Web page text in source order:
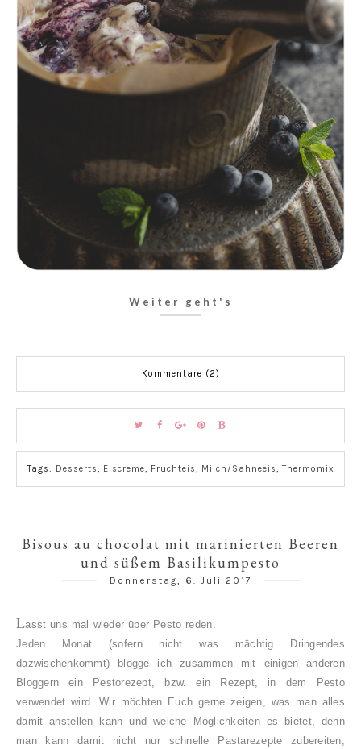
Weiter geht's
Kommentare (2)
Tags: Desserts, Eiscreme, Fruchteis, Milch/Sahneeis,Thermomix
Bisous au chocolat mit marinierten Beeren
und süßem Basilikumpesto
Donnerstag, 6. Juli 2017
Lasst uns mal wieder über Pesto reden.
Jeden Monat (sofern nicht was mächtig Dringendes
dazwischenkommt) blogge ich zusammen mit einigen anderen
Bloggern ein Pestorezept, bzw. ein Rezept, in dem Pesto
verwendet wird. Wir möchten Euch gerne zeigen, was man alles
damit anstellen kann und welche Möglichkeiten es bietet, denn
man kann damit nicht nur schnelle Pastarezepte zubereiten,